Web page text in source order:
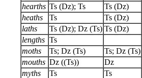
hearths Ts (Dz); Ts
Ts (Dz)
heaths
Ts Ts (Dz)
laths
Ts (Dz); Dz (Ts) Ts (Dz)
lengths Ts
moths
Ts; Dz (Ts) Ts; Dz (Ts)
mouths Dz ((Ts))
Dz
myths
Ts
Ts